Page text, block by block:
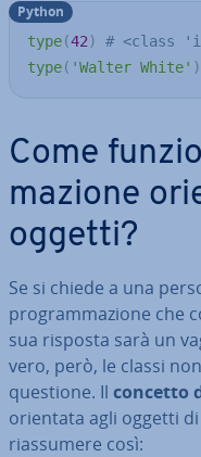
type(42 )
# <class
type( 'Walter White' )
Python
Come
ma­zio­ne
oggetti?
Se si chiede a una
pro­gram­ma­zio­ne che
sua risposta sarà un
vero, però, le classi
questione. Il concetto
orientata agli oggetti
rias­su­me­re così: